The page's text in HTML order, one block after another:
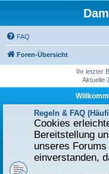
FAQ
Foren-Übersicht
Ihr letzter
Aktuelle
Regeln & FAQ
Cookies
Bereitstellung
unseres
einverstanden,